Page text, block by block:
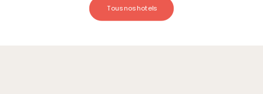
Tous nos hotels